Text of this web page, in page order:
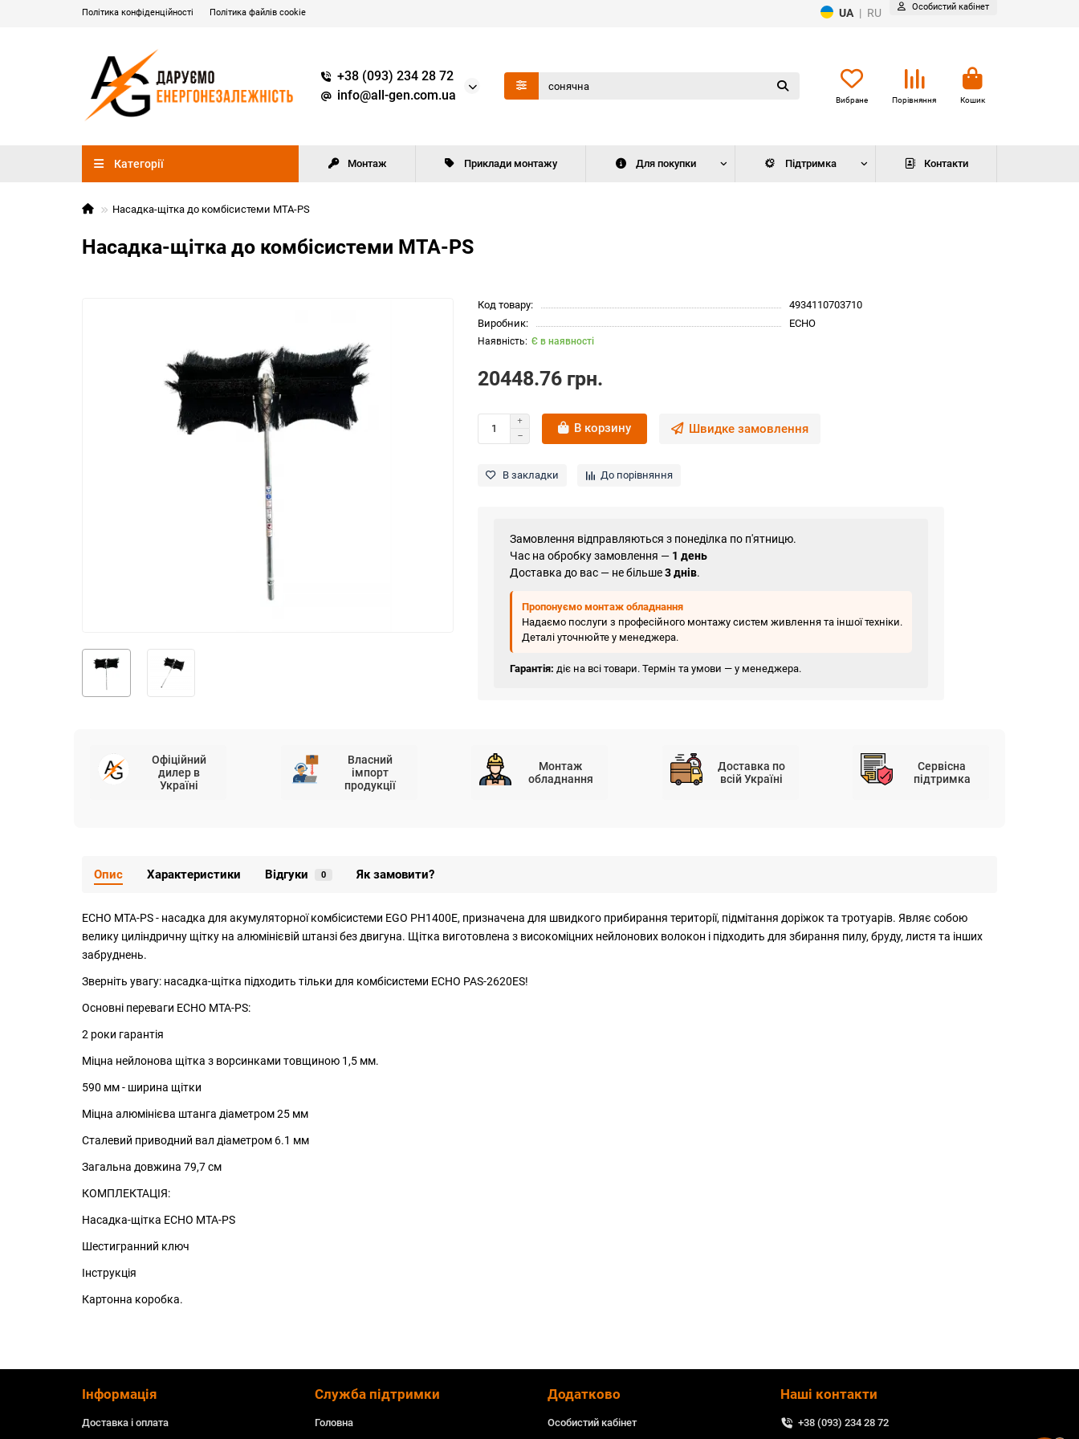
Політика конфіденційності Політика файлів cookie UA | RU Особистий кабінет
+38 (093) 234 28 72
info@all-gen.com.ua
Вибране Порівняння Кошик
Категорії Монтаж Приклади монтажу Для покупки Підтримка Контакти
Насадка-щітка до комбісистеми MTA-PS
Насадка-щітка до комбісистеми MTA-PS
Код товару:
4934110703710
Виробник:
ECHO
Є в наявності
20448.76 грн.
В корзину Швидке замовлення
В закладки До порівняння
Замовлення відправляються з понеділка по п'ятницю.
Час на обробку замовлення — 1 день
Доставка до вас — не більше3 днів.
Пропонуємо монтаж обладнання
Надаємо послуги з професійного монтажу систем живлення та іншої техніки.
Деталі уточнюйте у менеджера.
Гарантія: діє на всі товари. Термін та умови — у менеджера.
Офіційний
дилер в
Україні
Власний
імпорт
продукції
Монтаж
обладнання
Доставка по
всій Україні
Сервісна
підтримка
Опис Характеристики Відгуки 0 Як замовити?
ECHO MTA-PS - насадка для акумуляторної комбісистеми EGO PH1400E, призначена для швидкого прибирання території, підмітання доріжок та тротуарів. Являє собою
велику циліндричну щітку на алюмінієвій штанзі без двигуна. Щітка виготовлена з високоміцних нейлонових волокон і підходить для збирання пилу, бруду, листя та інших
забруднень.
Зверніть увагу: насадка-щітка підходить тільки для комбісистеми ECHO PAS-2620ES!
Основні переваги ECHO MTA-PS:
2 роки гарантія
Міцна нейлонова щітка з ворсинками товщиною 1,5 мм.
590 мм - ширина щітки
Міцна алюмінієва штанга діаметром 25 мм
Сталевий приводний вал діаметром 6.1 мм
Загальна довжина 79,7 см
КОМПЛЕКТАЦІЯ:
Насадка-щітка ECHO MTA-PS
Шестигранний ключ
Інструкція
Картонна коробка.
Інформація
Доставка і оплата
Служба підтримки
Головна
Додатково
Особистий кабінет
Наші контакти
+38 (093) 234 28 72